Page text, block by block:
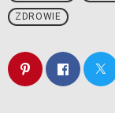
ZDROWIE